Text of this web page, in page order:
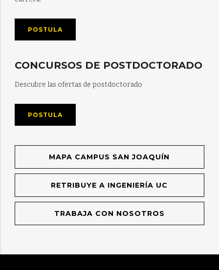
POSTULA
CONCURSOS DE POSTDOCTORADO
Descubre las ofertas de postdoctorado
POSTULA
MAPA CAMPUS SAN JOAQUÍN
RETRIBUYE A INGENIERÍA UC
TRABAJA CON NOSOTROS